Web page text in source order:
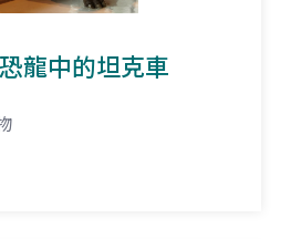
龍中的坦克車